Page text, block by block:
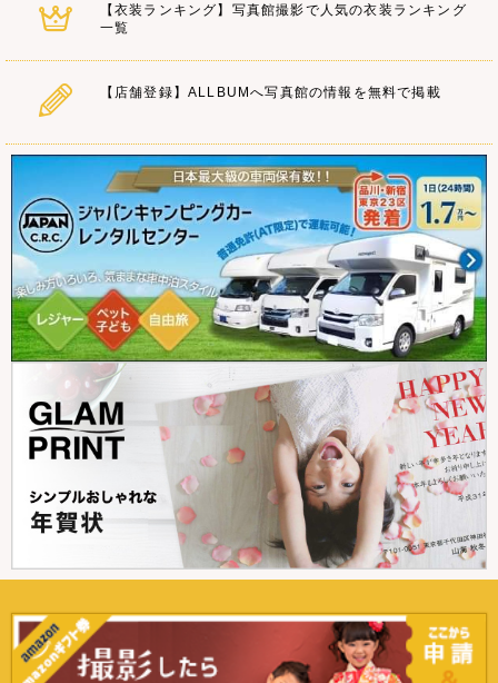
【衣装ランキング】写真館撮影で人気の衣装ランキング
一覧
【店舗登録】ALLBUMへ写真館の情報を無料で掲載